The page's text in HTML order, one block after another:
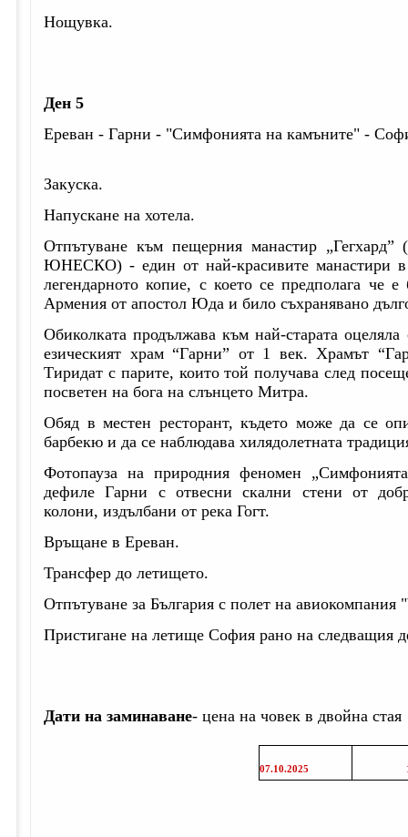
Нощувка.
Ден 5
Ереван - Гарни - "Симфонията на камъните" -
Закуска.
Напускане на хотела.
Отпътуване към пещерния манастир „Гегхард”
ЮНЕСКО) - един от най-красивите манастири в
легендарното копие, с което се предполага че
Армения от апостол Юда и било съхранявано
Обиколката продължава към най-старата
езическият храм “Гарни” от 1 век. Храмът
Тиридат с парите, които той получава след
посветен на бога на слънцето Митра.
Обяд в местен ресторант, където може да се
барбекю и да се наблюдава хилядолетната
Фотопауза на природния феномен
дефиле Гарни с отвесни скални стени от
колони, издълбани от река Гогт.
Връщане в Ереван.
Трансфер до летището.
Отпътуване за България с полет на авиокомпания
Пристигане на летище София рано на следващия
Дати на заминаване- цена на човек в двойна стая
07.10.2025